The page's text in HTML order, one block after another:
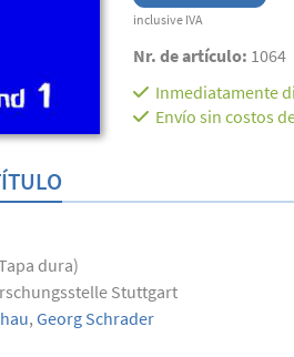
inclusive IVA
Nr. de artículo: 1064
Inmediatamente
Envío sin costos
dura)
Stuttgart
, Georg Schrader